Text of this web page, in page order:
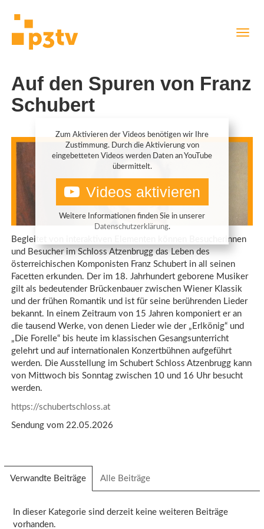
Auf den Spuren von Franz
Schubert
Zum Aktivieren der Videos benötigen wir Ihre
Zustimmung. Durch die Aktivierung von
eingebetteten Videos werden Daten an YouTube
übermittelt.
Videos aktivieren
Weitere Informationen finden Sie in unserer
Datenschutzerklärung.
Begleitet von interaktiven Elementen können Besucherinnen
und Besucher im Schloss Atzenbrugg das Leben des
österreichischen Komponisten Franz Schubert in all seinen
Facetten erkunden. Der im 18. Jahrhundert geborene Musiker
gilt als bedeutender Brückenbauer zwischen Wiener Klassik
und der frühen Romantik und ist für seine berührenden Lieder
bekannt. In einem Zeitraum von 15 Jahren komponiert er an
die tausend Werke, von denen Lieder wie der „Erlkönig“ und
„Die Forelle“ bis heute im klassischen Gesangsunterricht
gelehrt und auf internationalen Konzertbühnen aufgeführt
werden. Die Ausstellung im Schubert Schloss Atzenbrugg kann
von Mittwoch bis Sonntag zwischen 10 und 16 Uhr besucht
werden.
https://schubertschloss.at
Sendung vom 22.05.2026
Verwandte Beiträge (aktiver
Reiter)
Alle Beiträge
In dieser Kategorie sind derzeit keine weiteren Beiträge
vorhanden.